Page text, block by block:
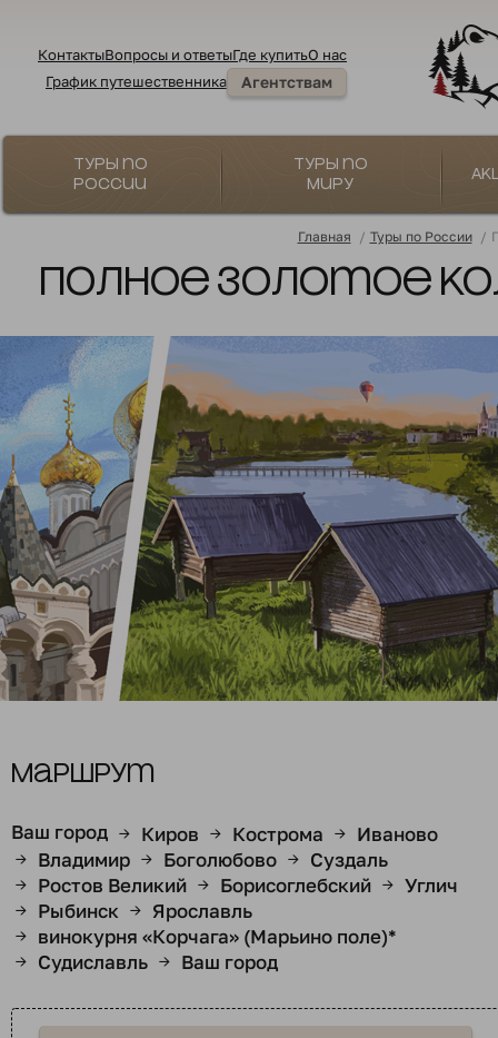
КонтактыВопросы и ответыГде купитьО нас
График путешественника
Агентствам
Туры по
России
Туры по
миру
Главная / Туры по России /
Полное Золотое
Маршрут
Ваш город → Киров → Кострома → Иваново
→ Владимир → Боголюбово → Суздаль
→ Ростов Великий → Борисоглебский → Углич
→ Рыбинск → Ярославль
→ винокурня «Корчага» (Марьино поле)*
→ Судиславль → Ваш город